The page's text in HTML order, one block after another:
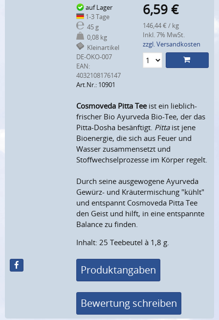
auf Lager
1-3 Tage
45 g
0,08 kg
Kleinartikel
DE-ÖKO-007
EAN:
4032108176147
Art.Nr.: 10901
6,59 €
146,44 € / kg
Inkl. 7% MwSt.
zzgl. Versandkosten
Cosmoveda Pitta Teeist ein lieblich-
frischer Bio Ayurveda Bio-Tee, der das
Pitta-Dosha besänftigt. Pittaist jene
Bioenergie, die sich aus Feuer und
Wasser zusammensetzt und
Stoffwechselprozesse im Körper regelt.
Durch seine ausgewogene Ayurveda
Gewürz- und Kräutermischung "kühlt"
und entspannt Cosmoveda Pitta Tee
den Geist und hilft, in eine entspannte
Balance zu finden.
Inhalt: 25 Teebeutel à 1,8 g.
Produktangaben
Bewertung schreiben